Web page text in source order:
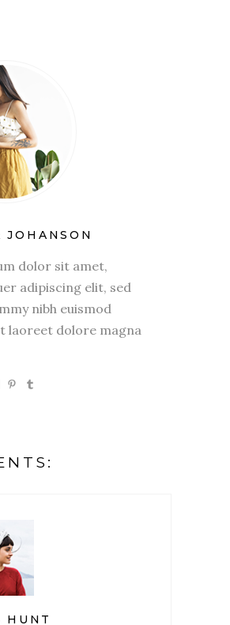
JOHANSON
dolor sit amet,
adipiscing elit, sed
nibh euismod
laoreet dolore magna
HUNT